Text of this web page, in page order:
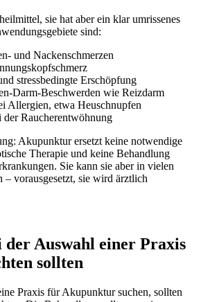
sie hat aber ein klar umrissenes
sind:
und Nackenschmerzen
stressbedingte Erschöpfung
Darm-Beschwerden wie Reizdarm
Allergien, etwa Heuschnupfen
der Raucherentwöhnung
Akupunktur ersetzt keine notwendige
Therapie und keine Behandlung
Sie kann sie aber in vielen
– vorausgesetzt, sie wird ärztlich
der Auswahl einer Praxis
sollten
Praxis für Akupunktur suchen, sollten